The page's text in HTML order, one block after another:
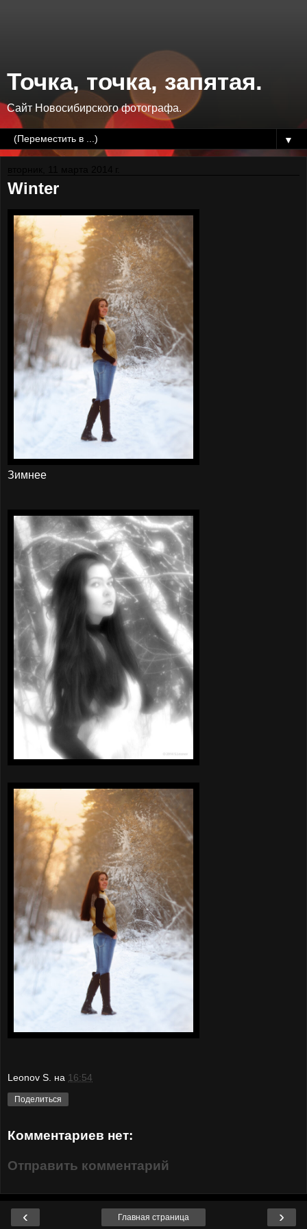
Точка, точка, запятая.
Сайт Новосибирского фотографа.
▼
Winter
Зимнее
Leonov S. на 16:54
Поделиться
Комментариев нет:
Отправить комментарий
‹ ›
Главная страница